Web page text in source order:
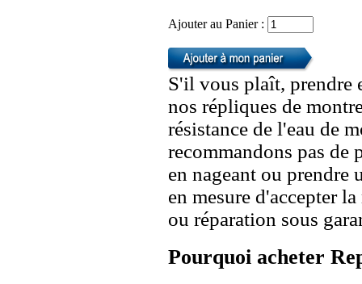
Ajouter au Panier :
S'il vous plaît, prendre
nos répliques de
résistance de l'eau de
recommandons pas de
en nageant ou prendre
en mesure d'accepter
ou réparation sous
Pourquoi acheter